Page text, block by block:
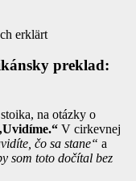
erklärt
preklad:
na otázky o
V cirkevnej
čo sa stane“ a
som toto dočítal bez